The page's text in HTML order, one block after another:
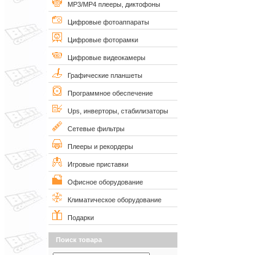
MP3/MP4 плееры, диктофоны
Цифровые фотоаппараты
Цифровые фоторамки
Цифровые видеокамеры
Графические планшеты
Программное обеспечение
Ups, инверторы, стабилизаторы
Сетевые фильтры
Плееры и рекордеры
Игровые приставки
Офисное оборудование
Климатическое оборудование
Подарки
Поиск товара